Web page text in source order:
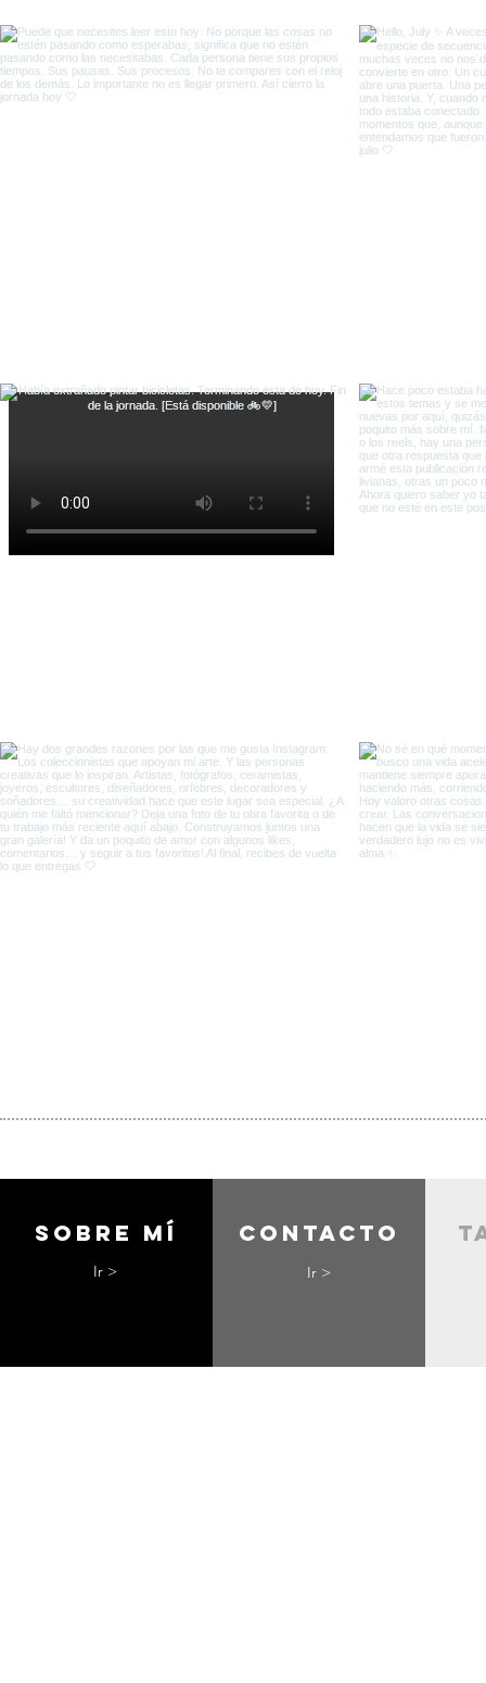
Sobre mí
Ir >
contacto
Ir >